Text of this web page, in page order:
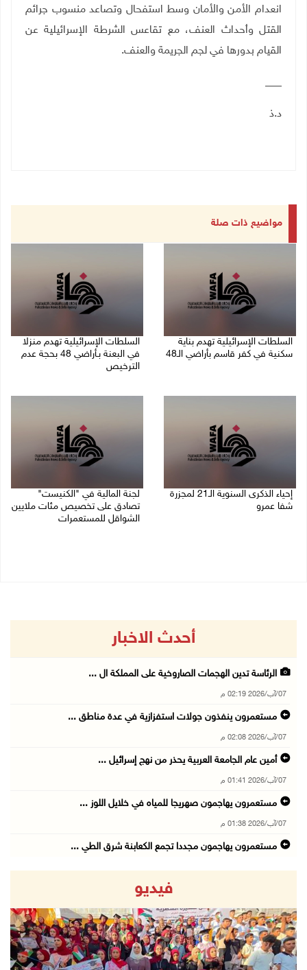
انعدام الأمن والأمان وسط استفحال وتصاعد منسوب جرائم
القتل وأحداث العنف، مع تقاعس الشرطة الإسرائيلية عن
القيام بدورها في لجم الجريمة والعنف.
د.ذ
مواضيع ذات صلة
السلطات الإسرائيلية تهدم بناية
سكنية في كفر قاسم بأراضي الـ48
السلطات الإسرائيلية تهدم منزلا
في البعنة بـأراضي 48 بحجة عدم
الترخيص
إحياء الذكرى السنوية الـ21 لمجزرة
شفا عمرو
لجنة المالية في "الكنيست"
تصادق على تخصيص مئات ملايين
الشواقل للمستعمرات
أحدث الاخبار
الرئاسة تدين الهجمات الصاروخية على المملكة ال ...
07/آب/2026 02:19 م
مستعمرون ينفذون جولات استفزازية في عدة مناطق ...
07/آب/2026 02:08 م
أمين عام الجامعة العربية يحذر من نهج إسرائيل ...
07/آب/2026 01:41 م
مستعمرون يهاجمون صهريجا للمياه في خلايل اللوز ...
07/آب/2026 01:38 م
مستعمرون يهاجمون مجددا تجمع الكعابنة شرق الطي ...
أسعار النفط تواصل الصعود وسط مخاوف بشأن مستقب ...
07/آب/2026 10:25 ص
الذهب يتجه لأفضل أداء أسبوعي منذ كانون الثاني
07/آب/2026 10:12 ص
فيديو